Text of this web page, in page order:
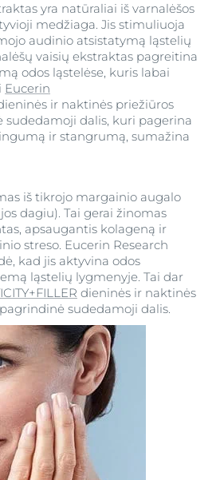
yra natūraliai iš varnalėšos
medžiaga. Jis stimuliuoja
audinio atsistatymą ląstelių
vaisių ekstraktas pagreitina
odos ląstelėse, kuris labai
Eucerin
ir naktinės priežiūros
dalis, kuri pagerina
ir stangrumą, sumažina
iš tikrojo margainio augalo
dagiu). Tai gerai žinomas
apsaugantis kolageną ir
streso. Eucerin Research
kad jis aktyvina odos
ląstelių lygmenyje. Tai dar
dieninės ir naktinės
sudedamoji dalis.